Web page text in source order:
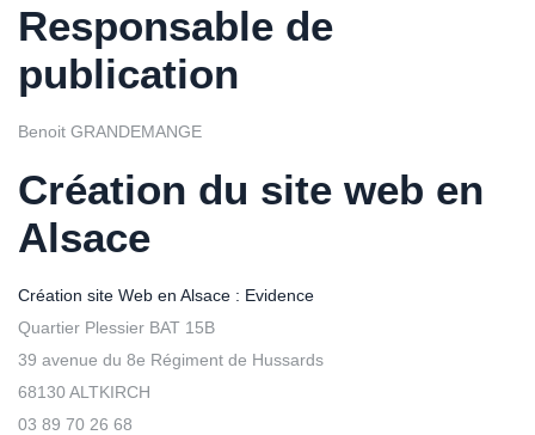
Responsable de
publication
Benoit GRANDEMANGE
Création du site web en
Alsace
Création site Web en Alsace : Evidence
Quartier Plessier BAT 15B
39 avenue du 8e Régiment de Hussards
68130 ALTKIRCH
03 89 70 26 68